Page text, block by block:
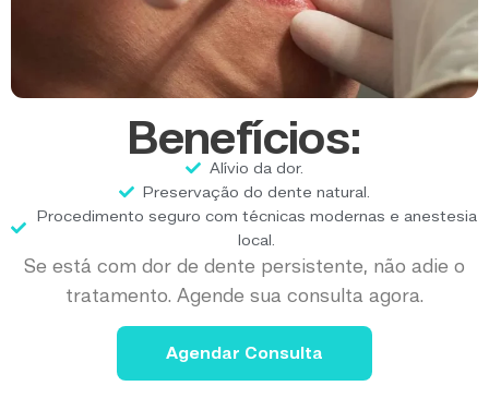
Benefícios:
Alívio da dor.
Preservação do dente natural.
Procedimento seguro com técnicas modernas e anestesia
local.
Se está com dor de dente persistente, não adie o
tratamento. Agende sua consulta agora.
Agendar Consulta